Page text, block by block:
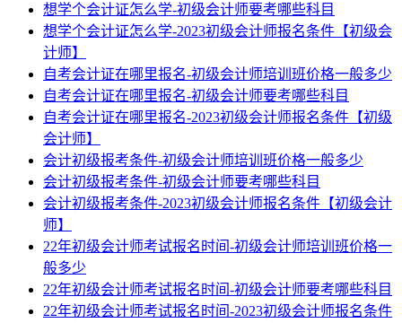
想学个会计证怎么学-初级会计师要考哪些科目
想学个会计证怎么学-2023初级会计师报名条件【初级会
计师】
自考会计证在哪里报名-初级会计师培训班价格一般多少
自考会计证在哪里报名-初级会计师要考哪些科目
自考会计证在哪里报名-2023初级会计师报名条件【初级
会计师】
会计初级报考条件-初级会计师培训班价格一般多少
会计初级报考条件-初级会计师要考哪些科目
会计初级报考条件-2023初级会计师报名条件【初级会计
师】
22年初级会计师考试报名时间-初级会计师培训班价格一
般多少
22年初级会计师考试报名时间-初级会计师要考哪些科目
22年初级会计师考试报名时间-2023初级会计师报名条件